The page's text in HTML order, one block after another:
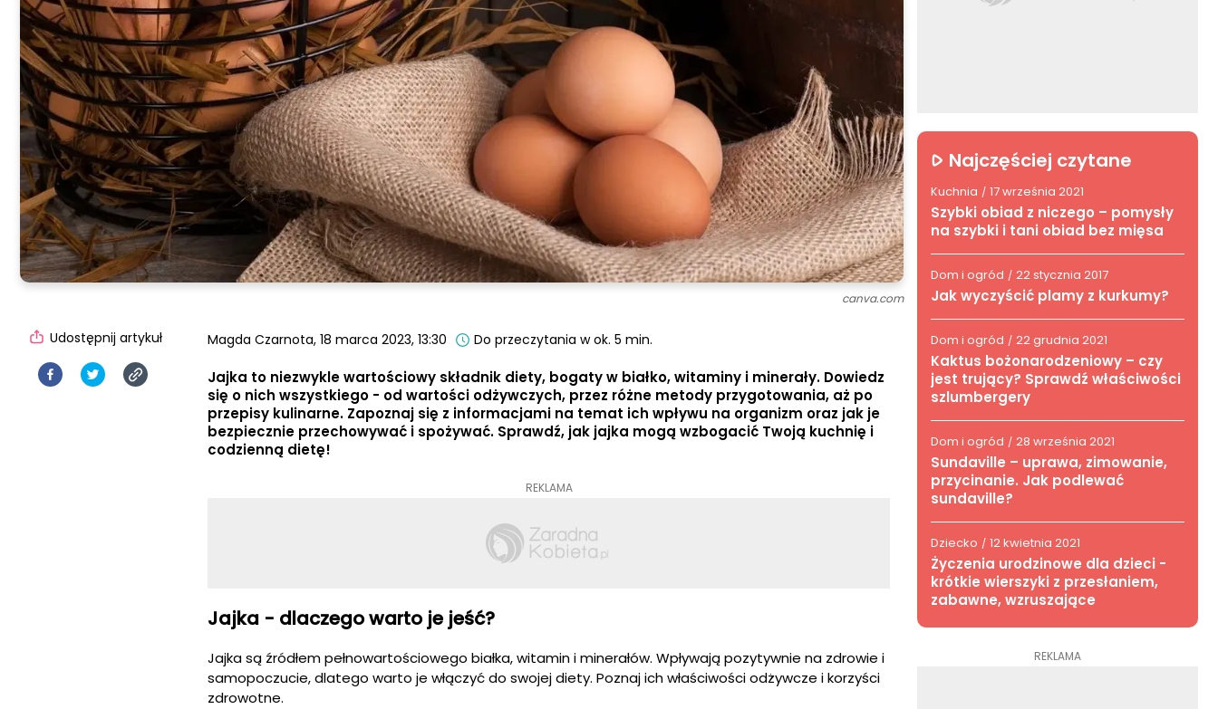
canva.com
Magda Czarnota, 18 marca 2023, 13:30 Do przeczytania w ok. 5 min.
Jajka to niezwykle wartościowy składnik diety, bogaty w białko, witaminy i minerały. Dowiedz
się o nich wszystkiego - od wartości odżywczych, przez różne metody przygotowania, aż po
przepisy kulinarne. Zapoznaj się z informacjami na temat ich wpływu na organizm oraz jak je
bezpiecznie przechowywać i spożywać. Sprawdź, jak jajka mogą wzbogacić Twoją kuchnię i
codzienną dietę!
REKLAMA
Jajka - dlaczego warto je jeść?
Jajka są źródłem pełnowartościowego białka, witamin i minerałów. Wpływają pozytywnie na zdrowie i
samopoczucie, dlatego warto je włączyć do swojej diety. Poznaj ich właściwości odżywcze i korzyści
zdrowotne.
Udostępnij artykuł
Najczęściej czytane
Kuchnia / 17 września 2021
Szybki obiad z niczego – pomysły
na szybki i tani obiad bez mięsa
Dom i ogród / 22 stycznia 2017
Jak wyczyścić plamy z kurkumy?
Dom i ogród / 22 grudnia 2021
Kaktus bożonarodzeniowy – czy
jest trujący? Sprawdź właściwości
szlumbergery
Dom i ogród / 28 września 2021
Sundaville – uprawa, zimowanie,
przycinanie. Jak podlewać
sundaville?
Dziecko / 12 kwietnia 2021
Życzenia urodzinowe dla dzieci -
krótkie wierszyki z przesłaniem,
zabawne, wzruszające
REKLAMA